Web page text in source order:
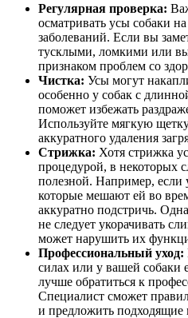
Регулярная проверка:
осматривать усы собаки
заболеваний. Если вы
тусклыми, ломкими или
признаком проблем со
Чистка: Усы могут
особенно у собак с
поможет избежать
Используйте мягкую
аккуратного удаления
Стрижка: Хотя стрижка
процедурой, в некоторых
полезной. Например, если
которые мешают ей во
аккуратно подстричь.
не следует укорачивать
может нарушить их
Профессиональный уход:
силах или у вашей собаки
лучше обратиться к
Специалист сможет
и предложить подходящие